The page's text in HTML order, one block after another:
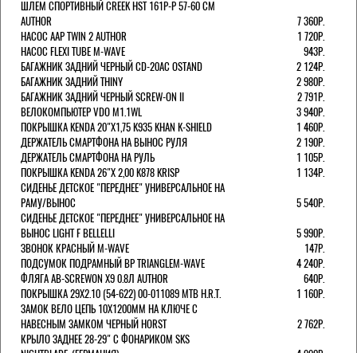
ШЛЕМ СПОРТИВНЫЙ CREEK HST 161Р-Р 57-60 СМ
AUTHOR
7 360Р.
НАСОС AAP TWIN 2 AUTHOR
1 720Р.
НАСОС FLEXI TUBE M-WAVE
943Р.
БАГАЖНИК ЗАДНИЙ ЧЕРНЫЙ СD-20AC OSTAND
2 124Р.
БАГАЖНИК ЗАДНИЙ THINY
2 980Р.
БАГАЖНИК ЗАДНИЙ ЧЕРНЫЙ SCREW-ON II
2 791Р.
ВЕЛОКОМПЬЮТЕР VDO M1.1WL
3 940Р.
ПОКРЫШКА KENDA 20"Х1,75 K935 KHAN K-SHIELD
1 460Р.
ДЕРЖАТЕЛЬ СМАРТФОНА НА ВЫНОС РУЛЯ
2 190Р.
ДЕРЖАТЕЛЬ СМАРТФОНА НА РУЛЬ
1 105Р.
ПОКРЫШКА KENDA 26"Х 2,00 K878 KRISP
1 134Р.
СИДЕНЬЕ ДЕТСКОЕ "ПЕРЕДНЕЕ" УНИВЕРСАЛЬНОЕ НА
РАМУ/ВЫНОС
5 540Р.
СИДЕНЬЕ ДЕТСКОЕ "ПЕРЕДНЕЕ" УНИВЕРСАЛЬНОЕ НА
ВЫНОС LIGHT F BELLELLI
5 990Р.
ЗВОНОК КРАСНЫЙ M-WAVE
147Р.
ПОДСУМОК ПОДРАМНЫЙ BP TRIANGLEM-WAVE
4 240Р.
ФЛЯГА AB-SCREWON X9 0.8Л AUTHOR
640Р.
ПОКРЫШКА 29X2.10 (54-622) 00-011089 MTB H.R.T.
1 160Р.
ЗАМОК ВЕЛО ЦЕПЬ 10Х1200ММ НА КЛЮЧЕ С
НАВЕСНЫМ ЗАМКОМ ЧЕРНЫЙ HORST
2 762Р.
КРЫЛО ЗАДНЕЕ 28-29" С ФОНАРИКОМ SKS